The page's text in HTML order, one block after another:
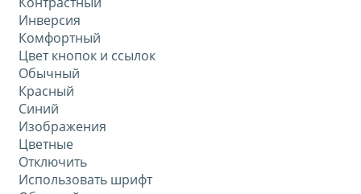
Инверсия
Комфортный
Цвет кнопок и ссылок
Обычный
Красный
Синий
Изображения
Цветные
Отключить
Использовать шрифт